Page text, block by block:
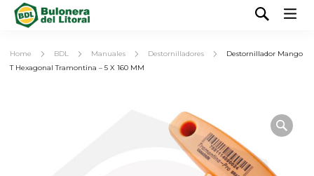
Home BDL Manuales Destornilladores
Destornillador Mango
T Hexagonal Tramontina – 5 X 160 MM